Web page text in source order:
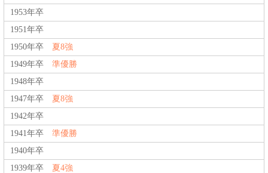
1953年卒
1951年卒
1950年卒 夏8強
1949年卒 準優勝
1948年卒
1947年卒 夏8強
1942年卒
1941年卒 準優勝
1940年卒
1939年卒 夏4強